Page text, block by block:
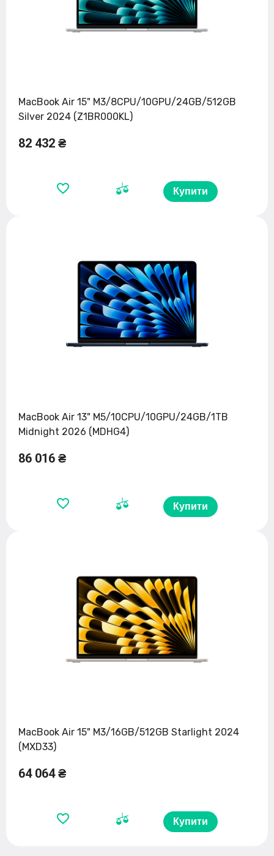
MacBook Air 15" M3/8CPU/10GPU/24GB/512GB
Silver 2024 (Z1BR000KL)
82 432 ₴
Купити
MacBook Air 13" M5/10CPU/10GPU/24GB/1TB
Midnight 2026 (MDHG4)
86 016 ₴
Купити
MacBook Air 15" M3/16GB/512GB Starlight 2024
(MXD33)
64 064 ₴
Купити